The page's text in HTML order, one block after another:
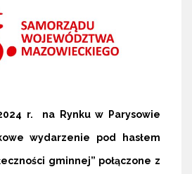
r. na Rynku w Parysowie
wydarzenie pod hasłem
gminnej” połączone z